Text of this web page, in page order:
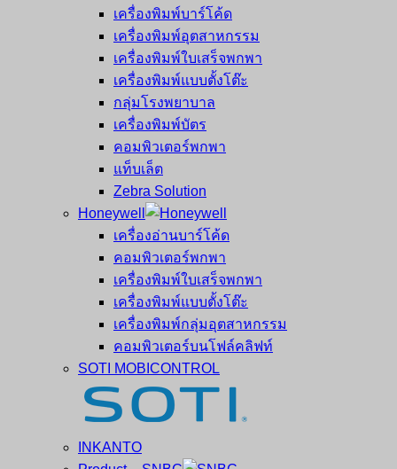
เครื่องพิมพ์บาร์โค้ด
เครื่องพิมพ์อุตสาหกรรม
เครื่องพิมพ์ใบเสร็จพกพา
เครื่องพิมพ์แบบตั้งโต๊ะ
กลุ่มโรงพยาบาล
เครื่องพิมพ์บัตร
คอมพิวเตอร์พกพา
แท็บเล็ต
Zebra Solution
Honeywell
เครื่องอ่านบาร์โค้ด
คอมพิวเตอร์พกพา
เครื่องพิมพ์ใบเสร็จพกพา
เครื่องพิมพ์แบบตั้งโต๊ะ
เครื่องพิมพ์กลุ่มอุตสาหกรรม
คอมพิวเตอร์บนโฟล์คลิฟท์
SOTI MOBICONTROL
INKANTO